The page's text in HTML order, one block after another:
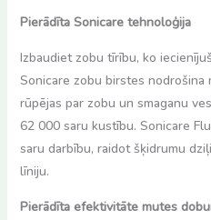
Pierādīta Sonicare tehnoloģija
Izbaudiet zobu tīrību, ko
Sonicare zobu birstes
rūpējas par zobu un smaganu
62 000 saru kustību. Sonicare
saru darbību, raidot šķidrumu
līniju.
Pierādīta efektivitāte mutes